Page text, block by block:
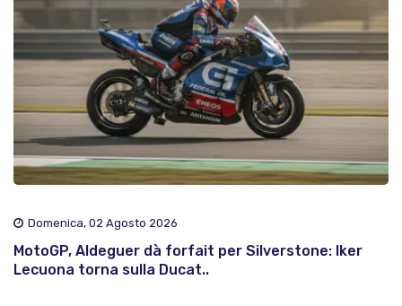
Domenica, 02 Agosto 2026
MotoGP, Aldeguer dà forfait per Silverstone: Iker
Lecuona torna sulla Ducat..